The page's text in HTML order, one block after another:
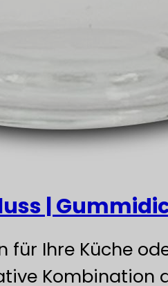
|
Ihre Küche
Kombination